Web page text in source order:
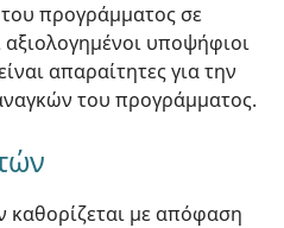
προγράμματος σε
υποψήφιοι
απαραίτητες για την
του προγράμματος.
με απόφαση